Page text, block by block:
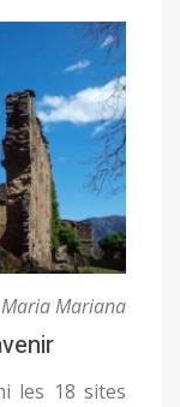
Mariana
les 18 sites